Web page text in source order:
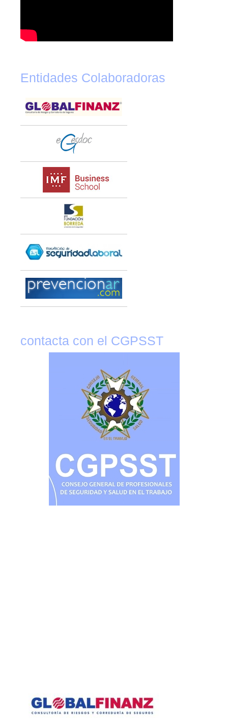
Entidades Colaboradoras
contacta con el CGPSST